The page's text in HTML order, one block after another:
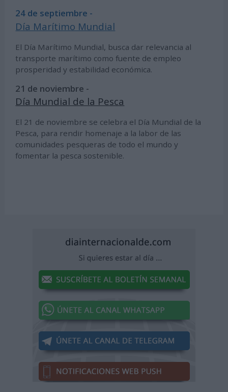
24 de septiembre -
Día Marítimo Mundial
El Día Marítimo Mundial, busca dar relevancia al
transporte marítimo como fuente de empleo
prosperidad y estabilidad económica.
21 de noviembre -
Día Mundial de la Pesca
El 21 de noviembre se celebra el Día Mundial de la
Pesca, para rendir homenaje a la labor de las
comunidades pesqueras de todo el mundo y
fomentar la pesca sostenible.